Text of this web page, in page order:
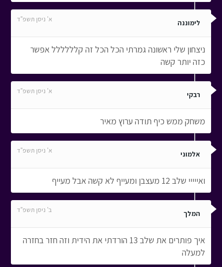
לימוננה א' ניסן תשפ"ד
ניצחון שלי ראשונה גמרתי הכל הכל זה קלללללל אפשר
כזה יותר קשה
רבקי א' ניסן תשפ"ד
משחק ממש כיף תודה ערוץ מאיר
אלמוני א' ניסן תשפ"ד
ואייייי שלב 12 מעצבן ומעייף לא קשה אבל מעייף
המלך ב' ניסן תשפ"ד
איך פותרים את שלב 13 הורדתי את הידית וזה חזר בחזרה
למעלה